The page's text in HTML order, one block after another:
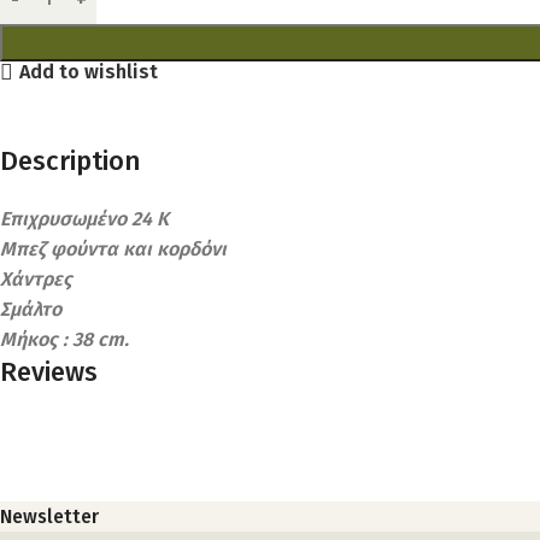
Add to wishlist
Description
Επιχρυσωμένο 24 Κ
Μπεζ φούντα και κορδόνι
Χάντρες
Σμάλτο
Μήκος : 38 cm.
Reviews
Newsletter